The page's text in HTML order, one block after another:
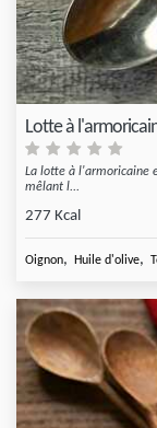
Lotte à
La lotte à l'armoricaine
mêlant l...
277 Kcal
Oignon, Huile d'olive,